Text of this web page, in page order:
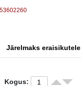
Järelmaks eraisikutele
Kogus: